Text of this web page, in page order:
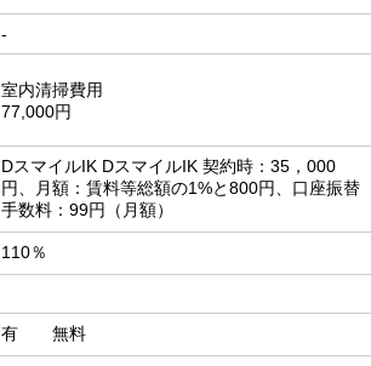
-
室内清掃費用
77,000円
DスマイルIK DスマイルIK 契約時：35，000
円、月額：賃料等総額の1%と800円、口座振替
手数料：99円（月額）
110％
有 無料